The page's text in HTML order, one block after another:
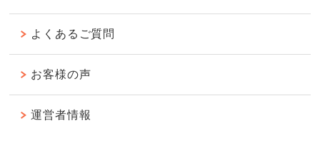
よくあるご質問
お客様の声
運営者情報